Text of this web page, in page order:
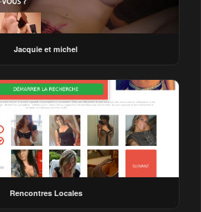
Jacquie et michel
Rencontres Locales